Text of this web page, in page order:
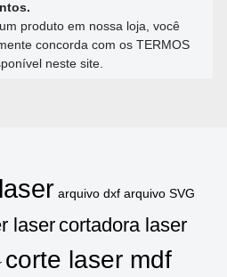
produto em nossa loja, você
concorda com os TERMOS
neste site.
arquivo dxf arquivo SVG
laser cortadora laser
corte laser mdf